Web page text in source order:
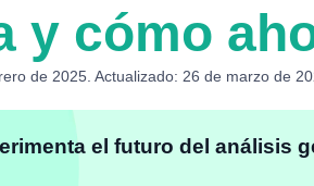
y cómo
de 2025. Actualizado: 26 de marzo de
el futuro del análisis